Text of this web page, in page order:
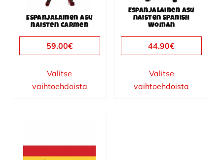
Espanjalainen asu
naisten Carmen
59.00€
Valitse
vaihtoehdoista
valinnat
tuotteen
sivulla.
Espanjalainen asu
naisten Spanish
Woman
44.90€
Valitse
vaihtoehdoista
valinnat
tuotteen